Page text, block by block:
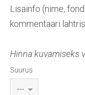
Lisainfo (nime,
kommentaari
Hinna kuvamiseks
Suurus